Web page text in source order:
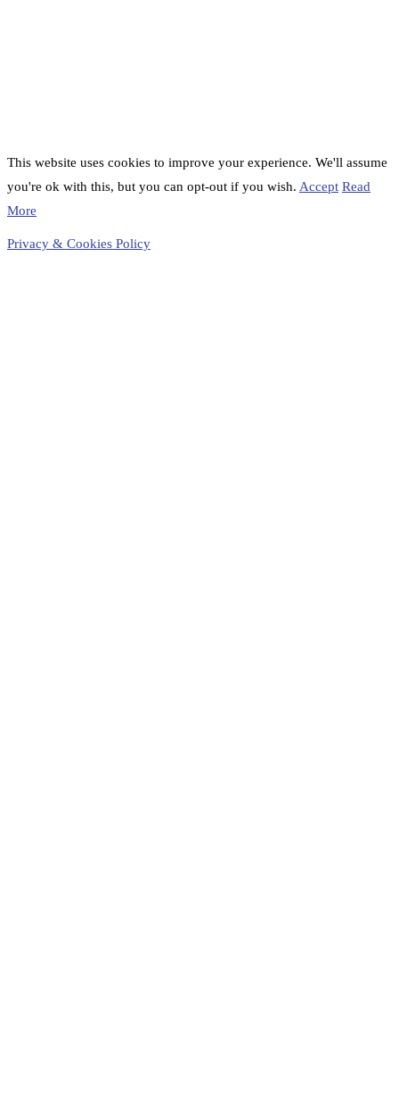
This website uses cookies to improve your experience. We'll assume
you're ok with this, but you can opt-out if you wish. Accept Read
More
Privacy & Cookies Policy